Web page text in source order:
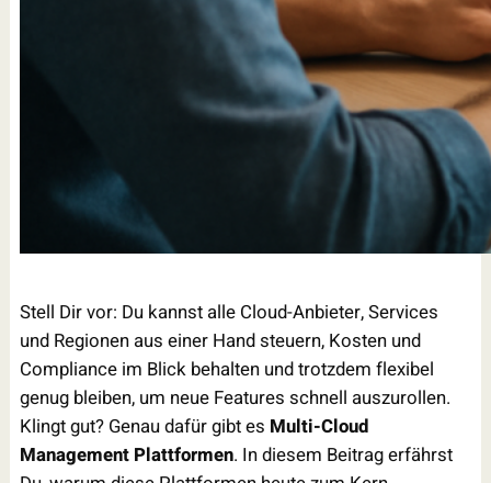
Stell Dir vor: Du kannst alle Cloud-Anbieter, Services
und Regionen aus einer Hand steuern, Kosten und
Compliance im Blick behalten und trotzdem flexibel
genug bleiben, um neue Features schnell auszurollen.
Klingt gut? Genau dafür gibt es Multi-Cloud
Management Plattformen. In diesem Beitrag erfährst